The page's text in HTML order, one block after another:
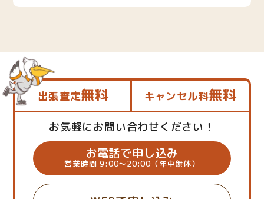
出張査定無料 キャンセル料無料
お気軽にお問い合わせください！
お電話で申し込み
営業時間 9:00～20:00（年中無休）